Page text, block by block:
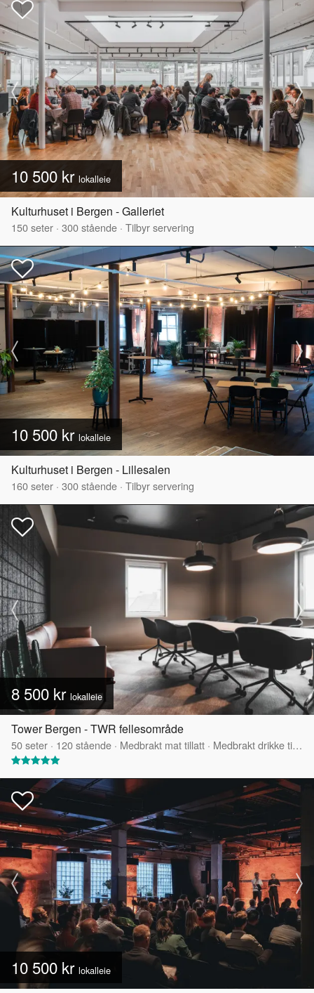
10 500 kr lokalleie
Kulturhuset i Bergen - Galleriet
150seter · 300stående · Tilbyr servering
10 500 kr lokalleie
Kulturhuset i Bergen - Lillesalen
160seter · 300stående · Tilbyr servering
8 500 kr lokalleie
Tower Bergen - TWR fellesområde
50seter · 120stående · Medbrakt mat tillatt · Medbrakt drikke tillatt
10 500 kr lokalleie